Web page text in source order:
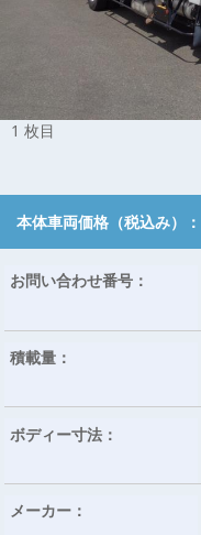
1 枚目
本体車両価格（税込み）：
お問い合わせ番号：
積載量：
ボディー寸法：
メーカー：